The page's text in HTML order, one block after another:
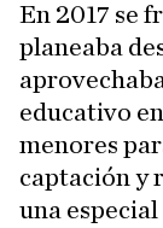
En 2017 se
planeaba
educativo
menores
captación y
una